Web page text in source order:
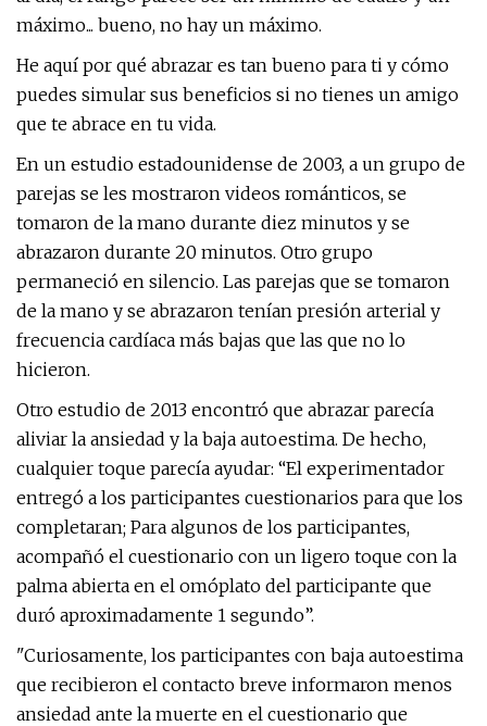
máximo... bueno, no hay un máximo.
He aquí por qué abrazar es tan bueno para ti y cómo
puedes simular sus beneficios si no tienes un amigo
que te abrace en tu vida.
En un estudio estadounidense de 2003, a un grupo de
parejas se les mostraron videos románticos, se
tomaron de la mano durante diez minutos y se
abrazaron durante 20 minutos. Otro grupo
permaneció en silencio. Las parejas que se tomaron
de la mano y se abrazaron tenían presión arterial y
frecuencia cardíaca más bajas que las que no lo
hicieron.
Otro estudio de 2013 encontró que abrazar parecía
aliviar la ansiedad y la baja autoestima. De hecho,
cualquier toque parecía ayudar: “El experimentador
entregó a los participantes cuestionarios para que los
completaran; Para algunos de los participantes,
acompañó el cuestionario con un ligero toque con la
palma abierta en el omóplato del participante que
duró aproximadamente 1 segundo”.
"Curiosamente, los participantes con baja autoestima
que recibieron el contacto breve informaron menos
ansiedad ante la muerte en el cuestionario que